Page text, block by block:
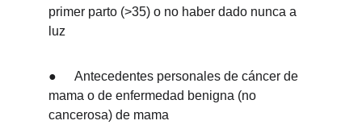
primer parto (>35) o no haber dado nunca a
luz
●	Antecedentes personales de cáncer de
mama o de enfermedad benigna (no
cancerosa) de mama